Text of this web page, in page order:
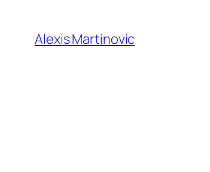
content
Alexis Martinovic